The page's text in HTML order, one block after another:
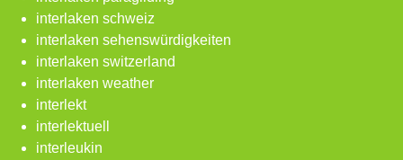
interlaken schweiz
interlaken sehenswürdigkeiten
interlaken switzerland
interlaken weather
interlekt
interlektuell
interleukin